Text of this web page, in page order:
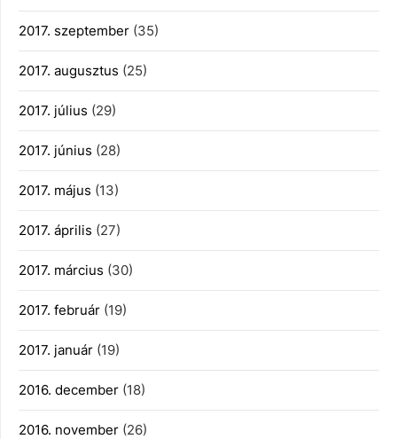
2017. szeptember (35)
2017. augusztus (25)
2017. július (29)
2017. június (28)
2017. május (13)
2017. április (27)
2017. március (30)
2017. február (19)
2017. január (19)
2016. december (18)
2016. november (26)